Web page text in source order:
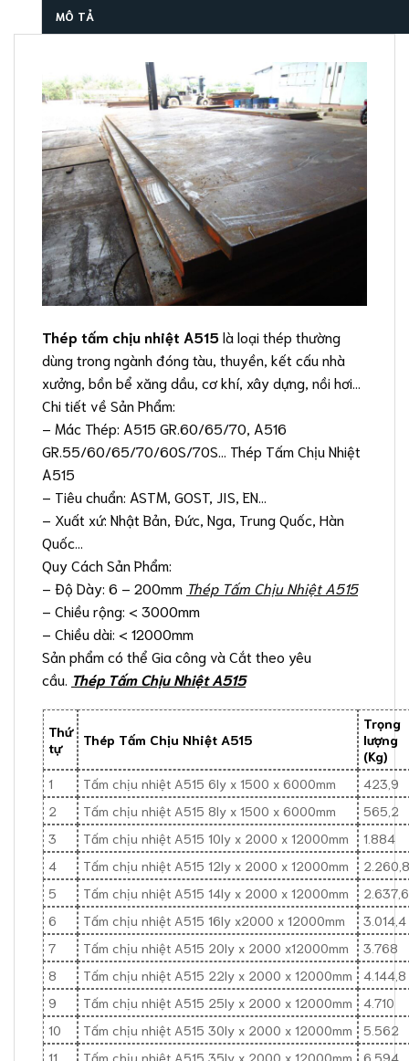
MÔ TẢ
Thép tấm chịu nhiệt A515là loại thép thường
dùng trong ngành đóng tàu, thuyền, kết cấu nhà
xưởng, bồn bể xăng dầu, cơ khí, xây dựng, nồi hơi…
Chi tiết về Sản Phẩm:
– Mác Thép: A515 GR.60/65/70, A516
GR.55/60/65/70/60S/70S… Thép Tấm Chịu Nhiệt
A515
– Tiêu chuẩn: ASTM, GOST, JIS, EN…
– Xuất xứ: Nhật Bản, Đức, Nga, Trung Quốc, Hàn
Quốc…
Quy Cách Sản Phẩm:
– Độ Dày: 6 – 200mm Thép Tấm Chịu Nhiệt A515
– Chiều rộng: < 3000mm
– Chiều dài: < 12000mm
Sản phẩm có thể Gia công và Cắt theo yêu
cầu. Thép Tấm Chịu Nhiệt A515
Thứ
tự
Thép Tấm Chịu Nhiệt A515
Trọng
lượng
(Kg)
1
Tấm chịu nhiệt A515 6ly x 1500 x 6000mm
423,9
2
Tấm chịu nhiệt A515 8ly x 1500 x 6000mm
565,2
3
Tấm chịu nhiệt A515 10ly x 2000 x 12000mm
1.884
4
Tấm chịu nhiệt A515 12ly x 2000 x 12000mm
2.260,8
5
Tấm chịu nhiệt A515 14ly x 2000 x 12000mm
2.637,6
6
Tấm chịu nhiệt A515 16ly x2000 x 12000mm
3.014,4
7
Tấm chịu nhiệt A515 20ly x 2000 x12000mm
3.768
8
Tấm chịu nhiệt A515 22ly x 2000 x 12000mm
4.144,8
9
Tấm chịu nhiệt A515 25ly x 2000 x 12000mm
4.710
10
Tấm chịu nhiệt A515 30ly x 2000 x 12000mm
5.562
11
Tấm chịu nhiệt A515 35ly x 2000 x 12000mm 6.594